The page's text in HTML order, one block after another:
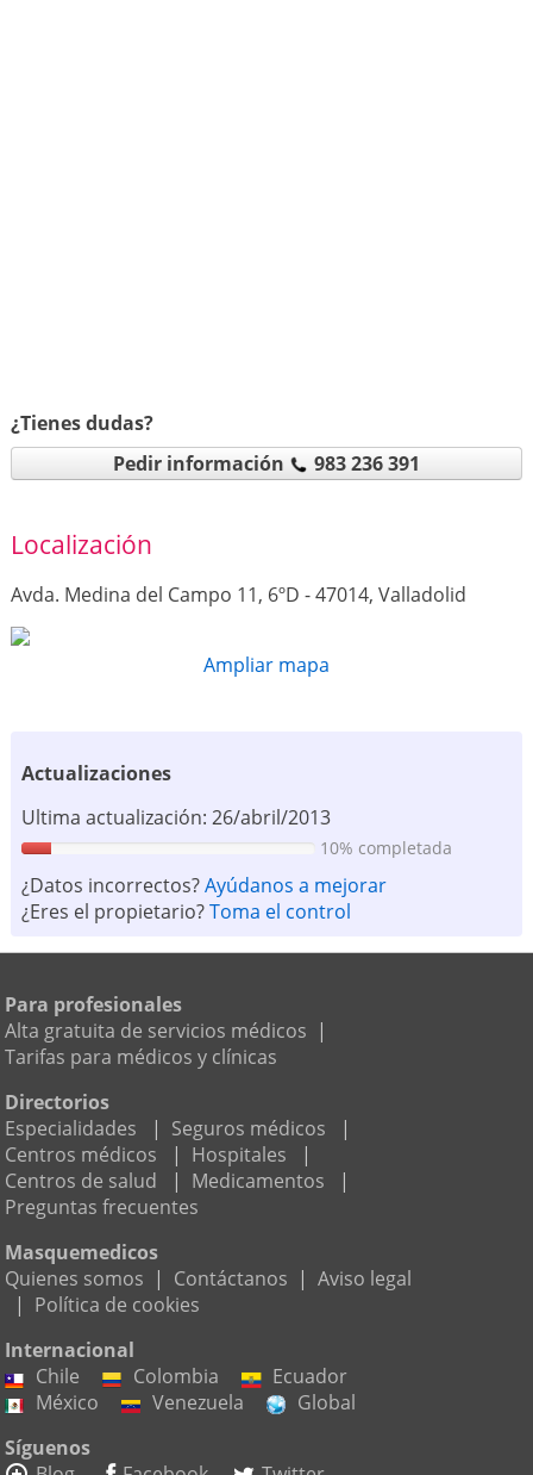
¿Tienes dudas?
Pedir información
983 236 391
Localización
Avda. Medina del Campo 11, 6ºD - 47014, Valladolid
Ampliar mapa
Actualizaciones
Ultima actualización: 26/abril/2013
10% completada
¿Datos incorrectos?Ayúdanos a mejorar
¿Eres el propietario?Toma el control
Para profesionales
Alta gratuita de servicios médicos |
Tarifas para médicos y clínicas
Directorios
Especialidades
| Seguros médicos
|
Centros médicos
| Hospitales
|
Centros de salud
| Medicamentos
|
Preguntas frecuentes
Masquemedicos
Quienes somos | Contáctanos | Aviso legal
| Política de cookies
Internacional
Chile
Colombia
Ecuador
México
Venezuela
Global
Síguenos